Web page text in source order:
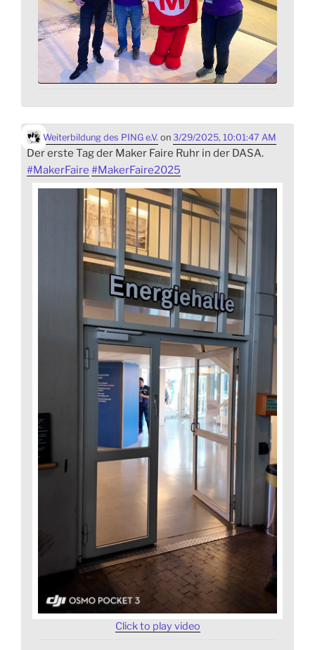
Weiterbildung des PING e.V. on 3/29/2025, 10:01:47 AM
Der erste Tag der Maker Faire Ruhr in der DASA.
#MakerFaire #MakerFaire2025
Click to play video